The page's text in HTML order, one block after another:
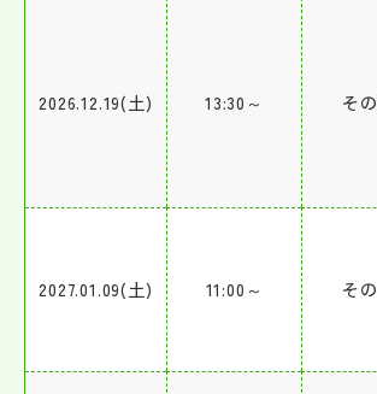
2026.12.19(土) 13:30～ そ
2027.01.09(土) 11:00～ そ